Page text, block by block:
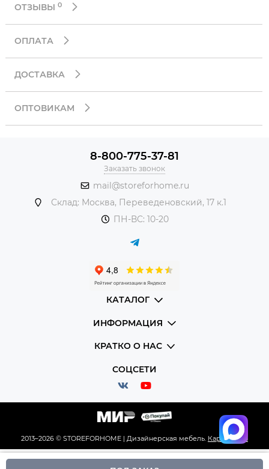
ОТЗЫВЫ 0
ОПЛАТА
ДОСТАВКА
ОПТОВИКАМ
8-800-775-37-81
Заказать звонок
mail@storeforhome.ru
Склад: Москва, Переведеновский, 17 к.1
ПН-ВС: 10-20
КАТАЛОГ
ИНФОРМАЦИЯ
КРАТКО О НАС
СОЦСЕТИ
2013–2026 © STOREFORHOME | Дизайнерская мебель. Карта сайта